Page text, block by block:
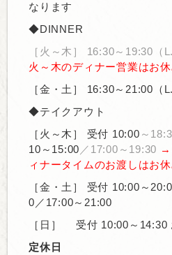
なります
◆DINNER
［火～木］
16:30～19:30 （
火～木のディナー営業はお
［金・土］
16:30～21:00（
◆テイクアウト
［火～木］ 受付 10:00 ～
10～15:00 ／17:00～19:30 →
ィナータイムのお渡しはお
［金・土］
受付 10:00～
0／17:00～21:00
［日］
受付 10:00～14:30
定休日